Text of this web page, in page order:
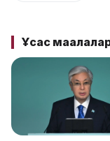
Ұқсас